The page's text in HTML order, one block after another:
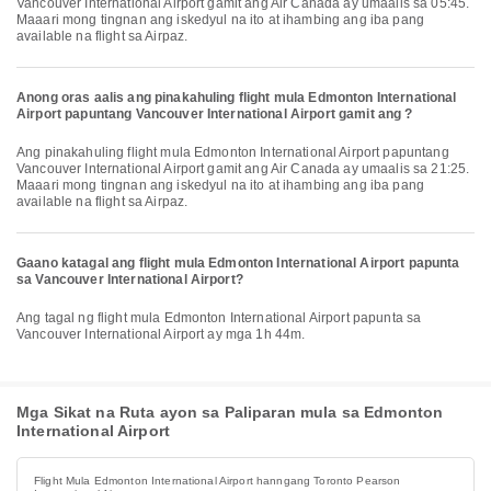
Vancouver International Airport gamit ang Air Canada ay umaalis sa 05:45.
Maaari mong tingnan ang iskedyul na ito at ihambing ang iba pang
available na flight sa Airpaz.
Anong oras aalis ang pinakahuling flight mula Edmonton International
Airport papuntang Vancouver International Airport gamit ang ?
Ang pinakahuling flight mula Edmonton International Airport papuntang
Vancouver International Airport gamit ang Air Canada ay umaalis sa 21:25.
Maaari mong tingnan ang iskedyul na ito at ihambing ang iba pang
available na flight sa Airpaz.
Gaano katagal ang flight mula Edmonton International Airport papunta
sa Vancouver International Airport?
Ang tagal ng flight mula Edmonton International Airport papunta sa
Vancouver International Airport ay mga 1h 44m.
Mga Sikat na Ruta ayon sa Paliparan mula sa Edmonton
International Airport
Flight Mula Edmonton International Airport hanngang Toronto Pearson